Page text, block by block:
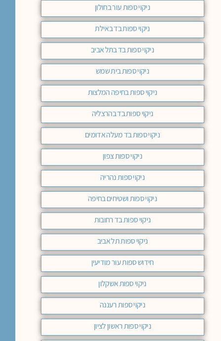
ניקוי ספות עור בחולון
ניקוי ספות בד באילת
ניקוי ספות בד בתל אביב
ניקוי ספות בית שמש
ניקוי ספות בחיפה המלצות
ניקוי ספות בד בהרצליה
ניקוי ספות בד מעלה אדומים
ניקוי ספות צפון
ניקוי ספות נהריה
ניקוי ספות ושטיחים בחיפה
ניקוי ספות בד רחובות
ניקוי ספות תל אביב
חידוש ספות עור מודיעין
ניקוי ספות אשקלון
ניקוי ספות רעננה
ניקוי ספות ראשון לציון